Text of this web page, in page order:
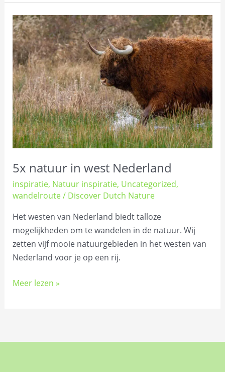
5x natuur in west Nederland
inspiratie, Natuur inspiratie, Uncategorized,
wandelroute/ Discover Dutch Nature
Het westen van Nederland biedt talloze
mogelijkheden om te wandelen in de natuur. Wij
zetten vijf mooie natuurgebieden in het westen van
Nederland voor je op een rij.
5x
natuur
in
west
Nederland
Meer lezen »